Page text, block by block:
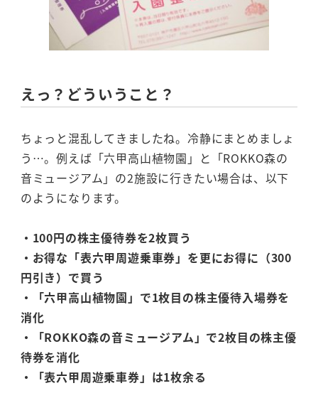
えっ？どういうこと？
ちょっと混乱してきましたね。冷静にまとめましょ
う…。例えば「六甲高山植物園」と「ROKKO森の
音ミュージアム」の2施設に行きたい場合は、以下
のようになります。
・100円の株主優待券を2枚買う
・お得な「表六甲周遊乗車券」を更にお得に（300
円引き）で買う
・「六甲高山植物園」で1枚目の株主優待入場券を
消化
・「ROKKO森の音ミュージアム」で2枚目の株主優
待券を消化
・「表六甲周遊乗車券」は1枚余る